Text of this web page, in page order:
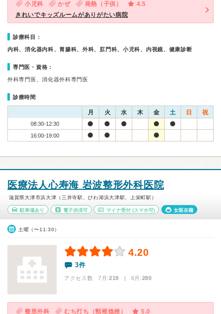
小児科 かぜ 発熱（子供）
4.5
きれいでキッズルームがありがたい病院
診療科目：
内科、消化器内科、胃腸科、外科、肛門科、小児科、内視鏡、健康診断
専門医・資格：
外科専門医、消化器外科専門医
診療時間
月 火 水 木 金 土 日 祝
08:30-12:30
16:00-19:00
医療法人心寿海 岩波整形外科医院
滋賀県大津市浜大津（三井寺駅、びわ湖浜大津駅、上栄町駅）
駐車場あり 電子決済可 マイナ受付 (スマホ可) 女医在籍
土曜（〜11:30）
4.20
3件
アクセス数 7月:219 | 6月:280
整形外科 むち打ち（頸椎捻挫） 5.0